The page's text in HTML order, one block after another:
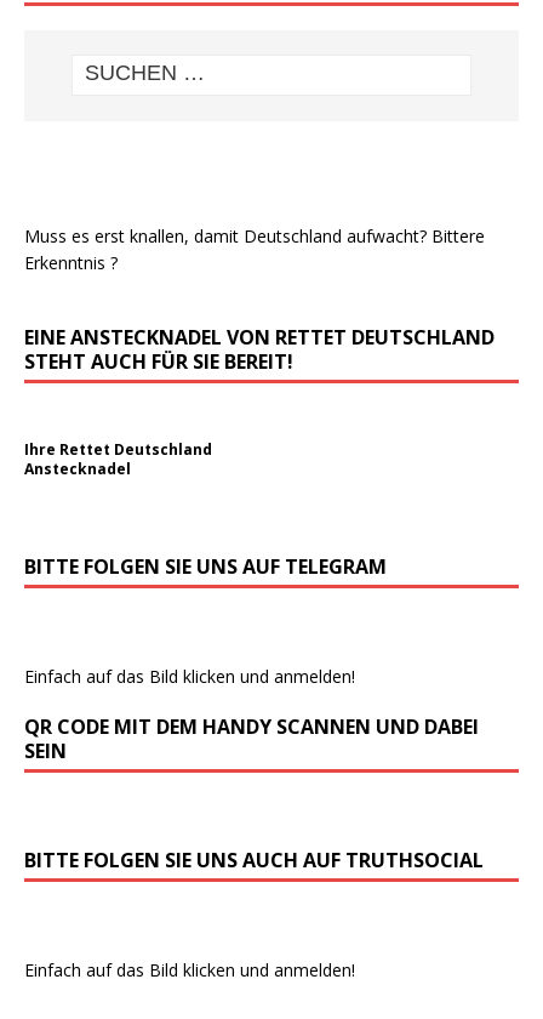
Muss es erst knallen, damit Deutschland aufwacht? Bittere
Erkenntnis ?
EINE ANSTECKNADEL VON RETTET DEUTSCHLAND
STEHT AUCH FÜR SIE BEREIT!
Ihre Rettet Deutschland
Anstecknadel
BITTE FOLGEN SIE UNS AUF TELEGRAM
Einfach auf das Bild klicken und anmelden!
QR CODE MIT DEM HANDY SCANNEN UND DABEI
SEIN
BITTE FOLGEN SIE UNS AUCH AUF TRUTHSOCIAL
Einfach auf das Bild klicken und anmelden!